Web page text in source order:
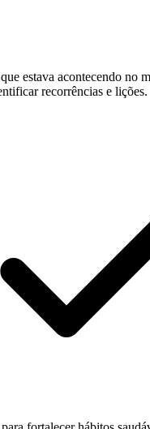
estava acontecendo no
recorrências e lições.